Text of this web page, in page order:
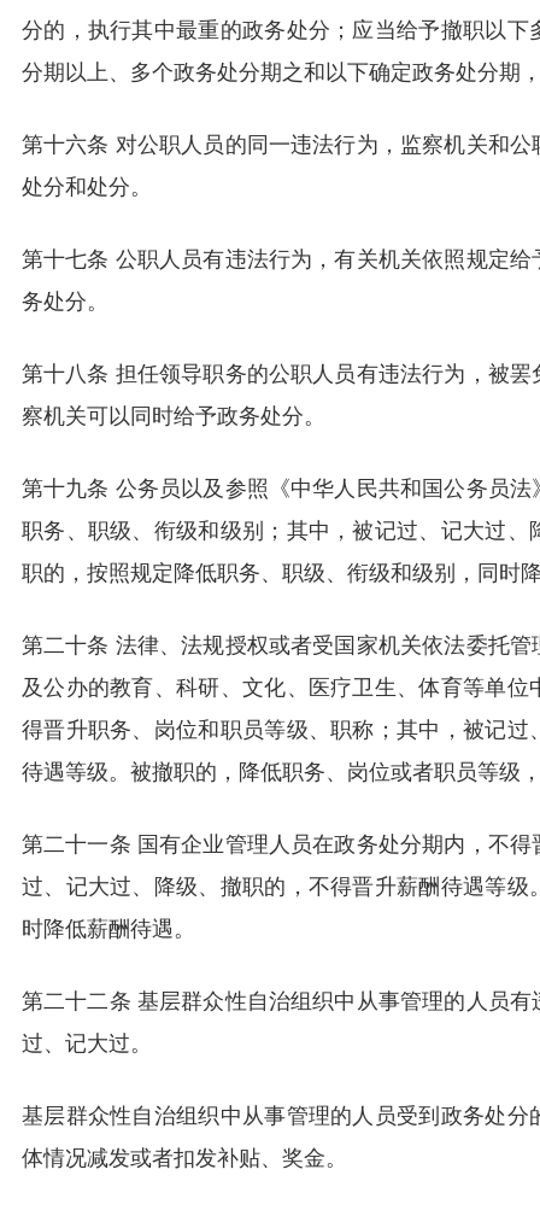
分的，执行其中最重的政务处分；应当给予撤职以
分期以上、多个政务处分期之和以下确定政务处分期
第十六条 对公职人员的同一违法行为，监察机关和
处分和处分。
第十七条 公职人员有违法行为，有关机关依照规定
务处分。
第十八条 担任领导职务的公职人员有违法行为，被
察机关可以同时给予政务处分。
第十九条 公务员以及参照《中华人民共和国公务员
职务、职级、衔级和级别；其中，被记过、记大过
职的，按照规定降低职务、职级、衔级和级别，同时
第二十条 法律、法规授权或者受国家机关依法委托
及公办的教育、科研、文化、医疗卫生、体育等单
得晋升职务、岗位和职员等级、职称；其中，被记
待遇等级。被撤职的，降低职务、岗位或者职员等级
第二十一条 国有企业管理人员在政务处分期内，不
过、记大过、降级、撤职的，不得晋升薪酬待遇等
时降低薪酬待遇。
第二十二条 基层群众性自治组织中从事管理的人员
过、记大过。
基层群众性自治组织中从事管理的人员受到政务处
体情况减发或者扣发补贴、奖金。